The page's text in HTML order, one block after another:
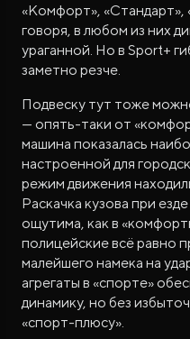
«Комфорт»,
говоря, в любом из них
ураганной. Но в Sport+
заметно резче.
Подвеску тут тоже
— опять-таки от
машина показалась
настроенной для
режим движения
Раскачка кузова при
ощутима, как в
полицейские всё равно
малейшего намека на
агрегаты в «спорте»
динамику, но без
«спорт-плюсу».